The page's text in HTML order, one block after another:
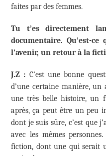
faites par des femmes.
Tu t’es directement
documentaire. Qu’est-
l’avenir, un retour à la
J.Z : C’est une bonne
d’une certaine manière, un
une très belle histoire, un
après, ça peut être un peu
dont je suis sûre, c’est que
avec les mêmes
fiction, dont une qui serait